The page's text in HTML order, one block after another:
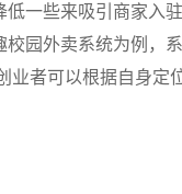
一些来吸引商家入驻
校园外卖系统为例，
者可以根据自身定位